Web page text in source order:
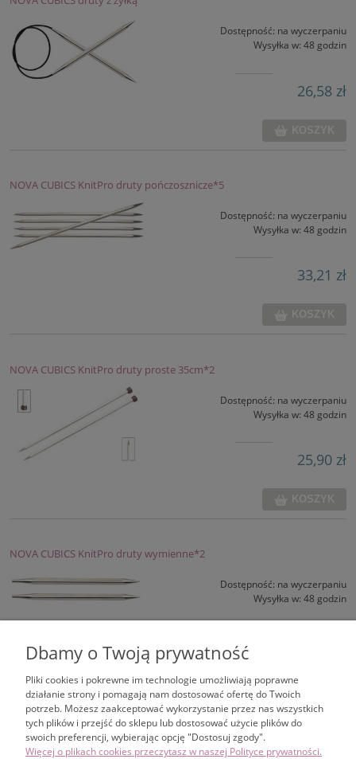
Dostępność: na wyczerpaniu
Wysyłka w: 48 godzin
26,58 zł
KOSZYK
NOVA CUBICS KnitPro druty pończosznicze*5
Dostępność: na wyczerpaniu
Wysyłka w: 48 godzin
33,21 zł
KOSZYK
NOVA CUBICS KnitPro druty proste 35cm*2
Dostępność: na wyczerpaniu
Wysyłka w: 48 godzin
25,90 zł
KOSZYK
NOVA CUBICS KnitPro druty wymienne*2
Dostępność: na wyczerpaniu
Wysyłka w: 48 godzin
KOSZYK
ZAKUPY
Dbamy o Twoją prywatność
Pliki cookies i pokrewne im technologie umożliwiają poprawne
działanie strony i pomagają nam dostosować ofertę do Twoich
potrzeb. Możesz zaakceptować wykorzystanie przez nas wszystkich
tych plików i przejść do sklepu lub dostosować użycie plików do
swoich preferencji, wybierając opcję "Dostosuj zgody".
Więcej o plikach cookies przeczytasz w naszej Polityce prywatności.